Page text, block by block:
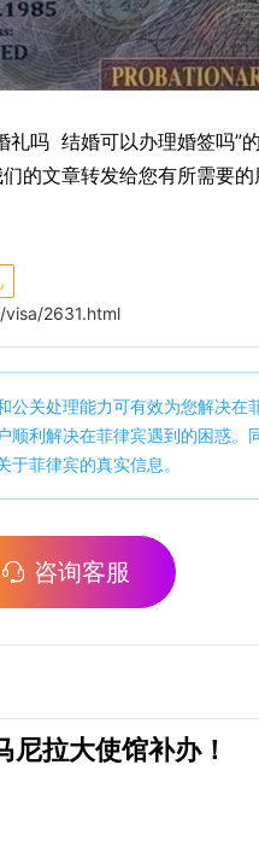
礼吗 结婚可以办理婚签吗”
的文章转发给您有所需要
2631.html
公关处理能力可有效为您解决在
顺利解决在菲律宾遇到的困惑。
菲律宾的真实信息。
咨询客服
拉大使馆补办！